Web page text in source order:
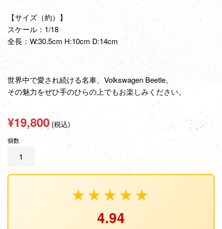
【サイズ（約）】
スケール：1/18
全長： W:30.5cm H:10cm D:14cm
世界中で愛され続ける名車、Volkswagen Beetle。
その魅力をぜひ手のひらの上でもお楽しみください。
通
常
価
¥19,800 (税込)
個数
★★★★★
4.94